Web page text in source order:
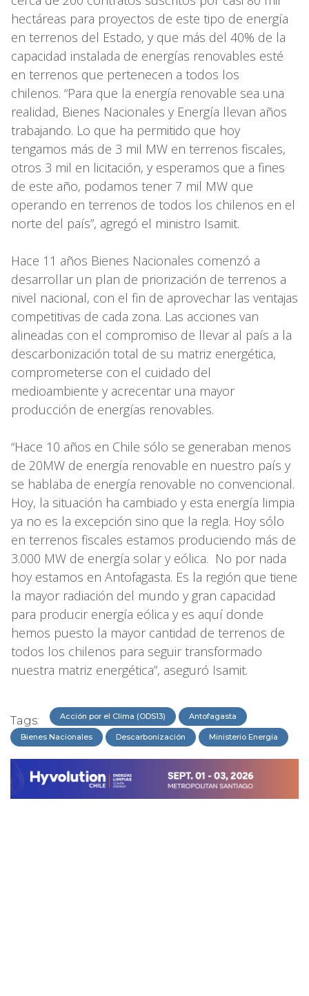
hectáreas para proyectos de este tipo de energía
en terrenos del Estado, y que más del 40% de la
capacidad instalada de energías renovables esté
en terrenos que pertenecen a todos los
chilenos. “Para que la energía renovable sea una
realidad, Bienes Nacionales y Energía llevan años
trabajando. Lo que ha permitido que hoy
tengamos más de 3 mil MW en terrenos fiscales,
otros 3 mil en licitación, y esperamos que a fines
de este año, podamos tener 7 mil MW que
operando en terrenos de todos los chilenos en el
norte del país”, agregó el ministro Isamit.
Hace 11 años Bienes Nacionales comenzó a
desarrollar un plan de priorización de terrenos a
nivel nacional, con el fin de aprovechar las ventajas
competitivas de cada zona. Las acciones van
alineadas con el compromiso de llevar al país a la
descarbonización total de su matriz energética,
comprometerse con el cuidado del
medioambiente y acrecentar una mayor
producción de energías renovables.
“Hace 10 años en Chile sólo se generaban menos
de 20MW de energía renovable en nuestro país y
se hablaba de energía renovable no convencional.
Hoy, la situación ha cambiado y esta energía limpia
ya no es la excepción sino que la regla. Hoy sólo
en terrenos fiscales estamos produciendo más de
3.000 MW de energía solar y eólica. No por nada
hoy estamos en Antofagasta. Es la región que tiene
la mayor radiación del mundo y gran capacidad
para producir energía eólica y es aquí donde
hemos puesto la mayor cantidad de terrenos de
todos los chilenos para seguir transformado
nuestra matriz energética”, aseguró Isamit.
Tags: Acción por el Clima (ODS13) Antofagasta
Bienes Nacionales Descarbonización Ministerio Energía